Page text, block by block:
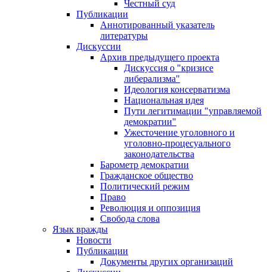
Честный суд
Публикации
Аннотированный указатель
литературы
Дискуссии
Архив предыдущего проекта
Дискуссия о "кризисе
либерализма"
Идеология консерватизма
Национальная идея
Пути легитимации "управляемой
демократии"
Ужесточение уголовного и
уголовно-процесуального
законодательства
Барометр демократии
Гражданское общество
Политический режим
Право
Революция и оппозиция
Свобода слова
Язык вражды
Новости
Публикации
Документы других организаций